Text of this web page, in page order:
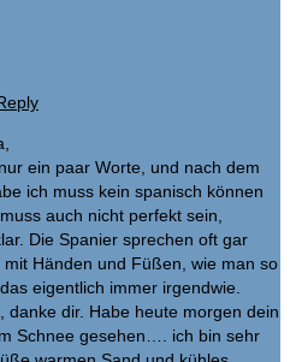
ein paar Worte, und nach dem
ich muss kein spanisch können
auch nicht perfekt sein,
Die Spanier sprechen oft gar
Händen und Füßen, wie man so
eigentlich immer irgendwie.
danke dir. Habe heute morgen dein
Schnee gesehen…. ich bin sehr